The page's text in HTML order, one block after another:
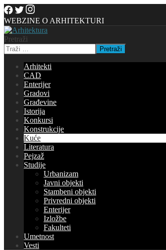
WEBZINE O ARHITEKTURI
Pretraži
Pretraži
Arhitekti
CAD
Enterijer
Gradovi
Građevine
Istorija
Konkursi
Konstrukcije
Kuće
Literatura
Pejzaž
Studije
Urbanizam
Javni objekti
Stambeni objekti
Privredni objekti
Enterijer
Izložbe
Fakulteti
Umetnost
Vesti